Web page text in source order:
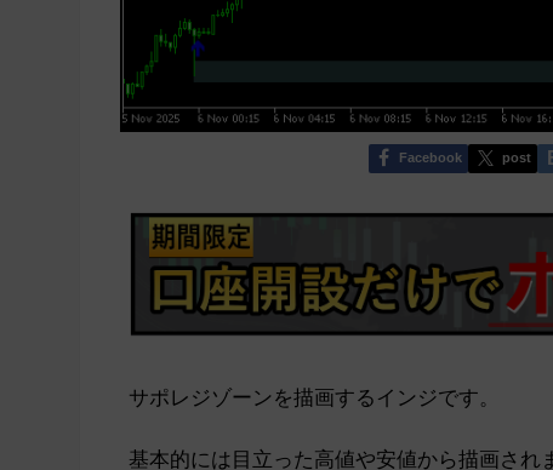
Facebook post
サポレジゾーンを描画するインジです。
基本的には目立った高値や安値から描画さ